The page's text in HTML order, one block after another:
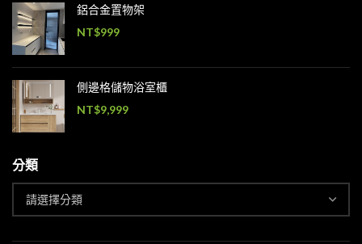
鋁合金置物架
NT$999
側邊格儲物浴室櫃
NT$9,999
分類